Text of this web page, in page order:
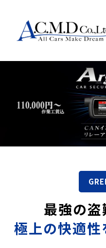
最強の盗
極上の快適性